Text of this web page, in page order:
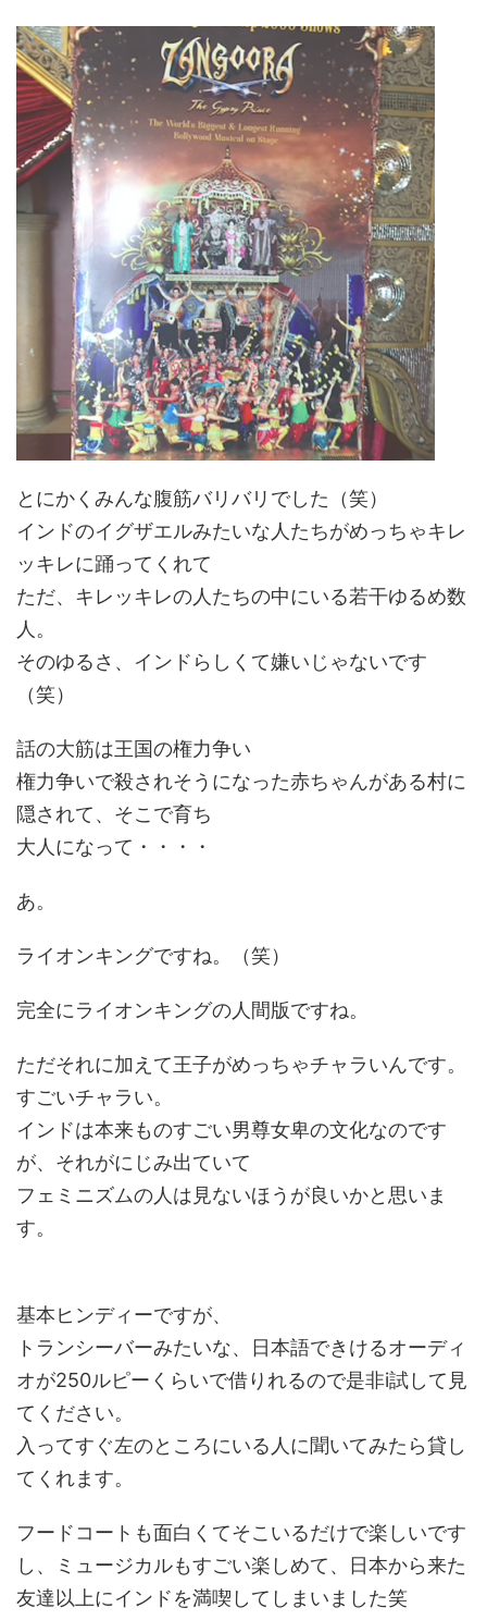
とにかくみんな腹筋バリバリでした（笑）
インドのイグザエルみたいな人たちがめっちゃキレ
ッキレに踊ってくれて
ただ、キレッキレの人たちの中にいる若干ゆるめ数
人。
そのゆるさ、インドらしくて嫌いじゃないです
（笑）
話の大筋は王国の権力争い
権力争いで殺されそうになった赤ちゃんがある村に
隠されて、そこで育ち
大人になって・・・・
あ。
ライオンキングですね。（笑）
完全にライオンキングの人間版ですね。
ただそれに加えて王子がめっちゃチャラいんです。
すごいチャラい。
インドは本来ものすごい男尊女卑の文化なのです
が、それがにじみ出ていて
フェミニズムの人は見ないほうが良いかと思いま
す。
基本ヒンディーですが、
トランシーバーみたいな、日本語できけるオーディ
オが250ルピーくらいで借りれるので是非i試して見
てください。
入ってすぐ左のところにいる人に聞いてみたら貸し
てくれます。
フードコートも面白くてそこいるだけで楽しいです
し、ミュージカルもすごい楽しめて、日本から来た
友達以上にインドを満喫してしまいました笑